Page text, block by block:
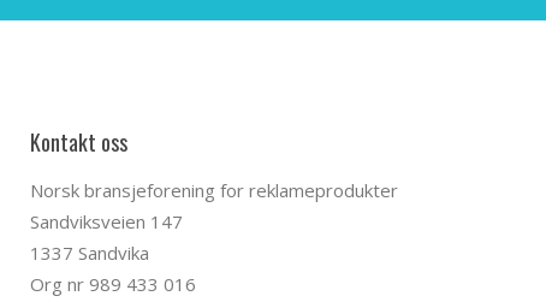
Kontakt oss
Norsk bransjeforening for reklameprodukter
Sandviksveien 147
1337 Sandvika
Org nr 989 433 016